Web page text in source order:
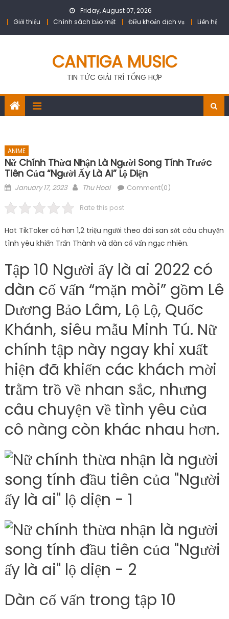
Friday, August 07, 2026
Giới thiệu
Chính sách bảo mật Điều khoản dịch vụ Liên hệ
CANTIGA MUSIC
TIN TỨC GIẢI TRÍ TỔNG HỢP
ANIME
Nữ Chính Thừa Nhận Là Người Song Tính Trước
Tiên Của “Người Ấy Là Ai” Lộ Diện
Posted
January 17, 2023 Author
Thu Hoai Comment(0)
Rate this post
Hot TikToker có hơn 1,2 triệu người theo dõi san sớt câu chuyện
tình yêu khiến Trấn Thành và dàn cố vấn ngạc nhiên.
Tập 10 Người ấy là ai 2022 có
dàn cố vấn “mặn mòi” gồm Lê
Dương Bảo Lâm, Lộ Lộ, Quốc
Khánh, siêu mẫu Minh Tú. Nữ
chính tập này ngay khi xuất
hiện đã khiến các khách mời
trằm trồ về nhan sắc, nhưng
câu chuyện về tình yêu của
cô nàng còn khác nhau hơn.
Dàn cố vấn trong tập 10